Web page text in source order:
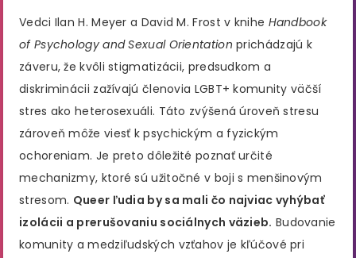
Vedci Ilan H. Meyer a David M. Frost v knihe Handbook
of Psychology and Sexual Orientation prichádzajú k
záveru, že kvôli stigmatizácii, predsudkom a
diskriminácii zažívajú členovia LGBT+ komunity väčší
stres ako heterosexuáli. Táto zvýšená úroveň stresu
zároveň môže viesť k psychickým a fyzickým
ochoreniam. Je preto dôležité poznať určité
mechanizmy, ktoré sú užitočné v boji s menšinovým
stresom. Queer ľudia by sa mali čo najviac vyhýbať
izolácii a prerušovaniu sociálnych väzieb. Budovanie
komunity a medziľudských vzťahov je kľúčové pri